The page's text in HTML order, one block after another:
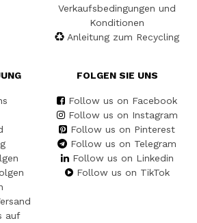
Verkaufsbedingungen und
Konditionen
Anleitung zum Recycling
auf
FOLGEN SIE UNS
Follow us on Facebook
Follow us on Instagram
Follow us on Pinterest
Follow us on Telegram
Follow us on Linkedin
Follow us on TikTok